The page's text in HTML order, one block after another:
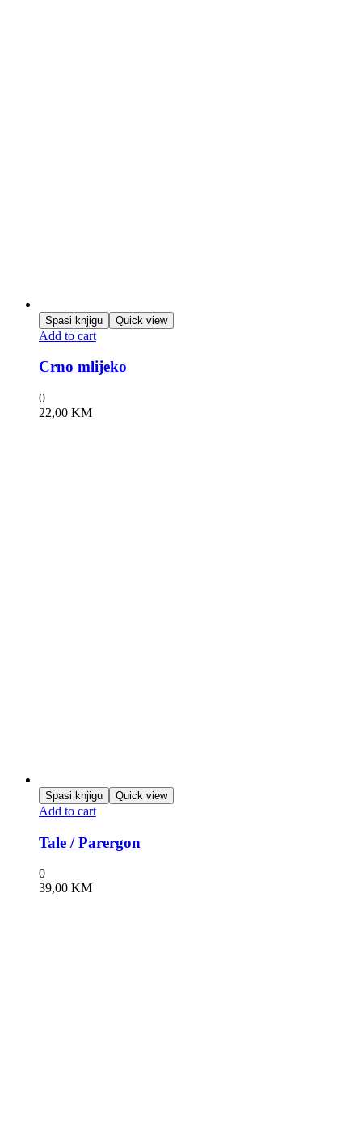
Spasi knjigu Quick view
Add to cart
Crno mlijeko
0
22,00 KM
Spasi knjigu Quick view
Add to cart
Tale / Parergon
0
39,00 KM